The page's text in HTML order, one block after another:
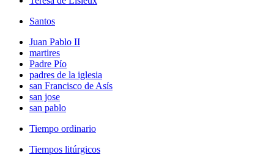
Santos
Juan Pablo II
martires
Padre Pío
padres de la iglesia
san Francisco de Asís
san jose
san pablo
Tiempo ordinario
Tiempos litúrgicos